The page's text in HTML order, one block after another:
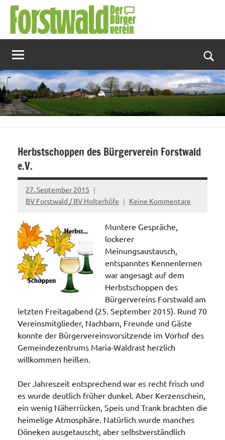
Zum
Inhalt
springen
Herbstschoppen des Bürgerverein Forstwald
e.V.
27. September 2015
BV Forstwald / BV Holterhöfe
Keine Kommentare
Muntere Gespräche,
lockerer
Meinungsaustausch,
entspanntes Kennenlernen
war angesagt auf dem
Herbstschoppen des
Bürgervereins Forstwald am
letzten Freitagabend (25. September 2015). Rund 70
Vereinsmitglieder, Nachbarn, Freunde und Gäste
konnte der Bürgervereinsvorsitzende im Vorhof des
Gemeindezentrums Maria-Waldrast herzlich
willkommen heißen.
Der Jahreszeit entsprechend war es recht frisch und
es wurde deutlich früher dunkel. Aber Kerzenschein,
ein wenig Näherrücken, Speis und Trank brachten die
heimelige Atmosphäre. Natürlich wurde manches
Döneken ausgetauscht, aber selbstverständlich